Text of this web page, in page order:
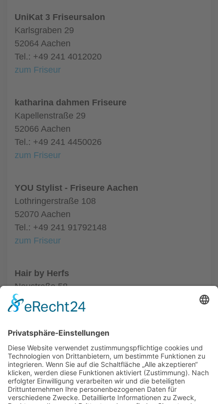
UniKat 3 Friseursalon
Karlsgraben 29
52064 Aachen
Tel.: +49 241 4012020
zum Friseur
katharina dahmen Friseure
Kapellenstraße 29
52066 Aachen
Tel.: +49 241 4450026
zum Friseur
YOU Stylist - Friseure Aachen
Lothringerstraße 108
52070 Aachen
Tel.: +49 241 91792148
zum Friseur
Hair by Herfs
Neustraße 58
52066 Aachen
Tel.: +49 241 63342
ALLGEMEIN